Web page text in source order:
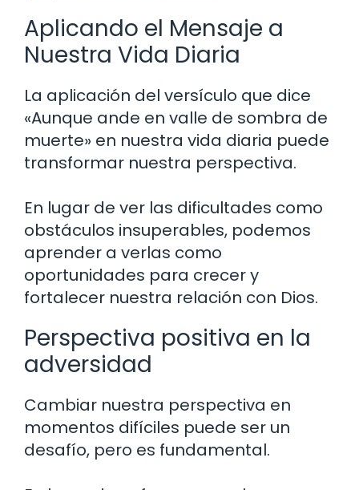
Aplicando el Mensaje a
Nuestra Vida Diaria
La aplicación del versículo que dice
«Aunque ande en valle de sombra de
muerte» en nuestra vida diaria puede
transformar nuestra perspectiva.
En lugar de ver las dificultades como
obstáculos insuperables, podemos
aprender a verlas como
oportunidades para crecer y
fortalecer nuestra relación con Dios.
Perspectiva positiva en la
adversidad
Cambiar nuestra perspectiva en
momentos difíciles puede ser un
desafío, pero es fundamental.